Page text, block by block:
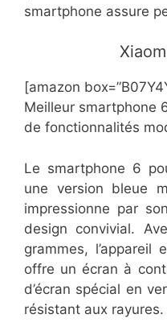
smartphone assure
[amazon
Meilleur smartphone
de fonctionnalités
Le smartphone 6
une version bleue
impressionne par
design convivial.
grammes,
offre un écran à
d’écran spécial en
résistant aux rayures.